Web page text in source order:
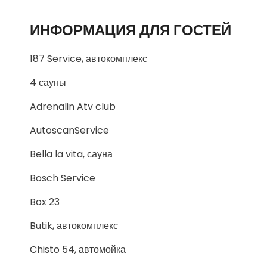
ИНФОРМАЦИЯ ДЛЯ ГОСТЕЙ
187 Service, автокомплекс
4 сауны
Adrenalin Atv club
AutoscanService
Bella la vita, сауна
Bosch Service
Box 23
Butik, автокомплекс
Chisto 54, автомойка